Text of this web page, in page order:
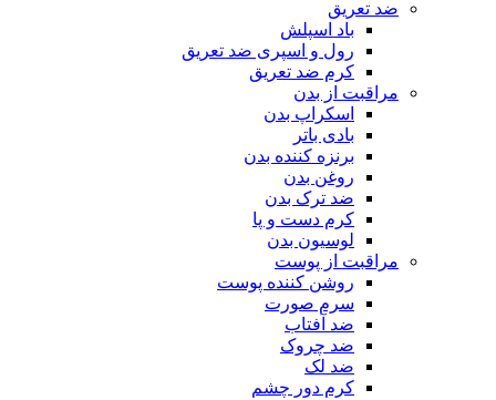
ضد تعریق
باد اسپلش
رول و اسپری ضد تعریق
کرم ضد تعریق
مراقبت از بدن
اسکراپ بدن
بادی باتر
برنزه کننده بدن
روغن بدن
ضد ترک بدن
کرم دست و پا
لوسیون بدن
مراقبت از پوست
روشن کننده پوست
سرم صورت
ضد آفتاب
ضد چروک
ضد لک
کرم دور چشم